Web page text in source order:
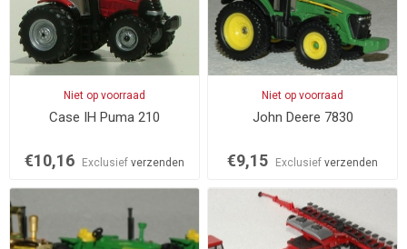
Niet op voorraad
Case IH Puma 210
€10,16 Exclusief verzenden
Niet op voorraad
John Deere 7830
€9,15 Exclusiefverzenden